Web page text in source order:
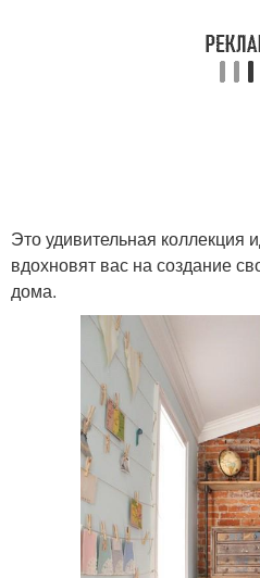
Это удивительная коллекция
вдохновят вас на создание
дома.